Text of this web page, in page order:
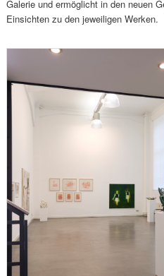
Galerie und ermöglicht in den neuen
Einsichten zu den jeweiligen Werken.